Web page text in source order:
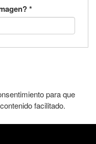
*
para que
facilitado.